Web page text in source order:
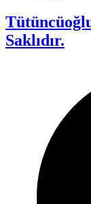
Saklıdır.